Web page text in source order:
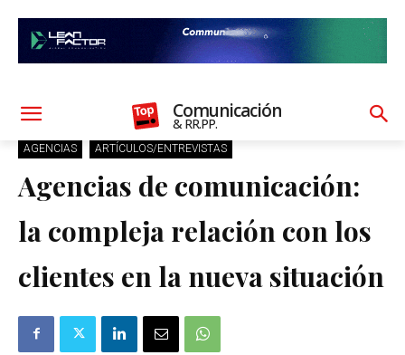
Comunicación
& RR.PP.
AGENCIAS ARTÍCULOS/ENTREVISTAS
Agencias de comunicación:
la compleja relación con los
clientes en la nueva situación